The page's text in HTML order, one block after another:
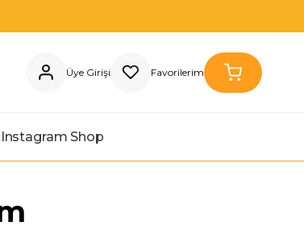
Üye Girişi Favorilerim
Instagram Shop